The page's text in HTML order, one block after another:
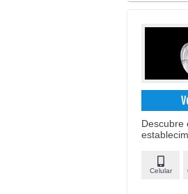
Descubre
Celular